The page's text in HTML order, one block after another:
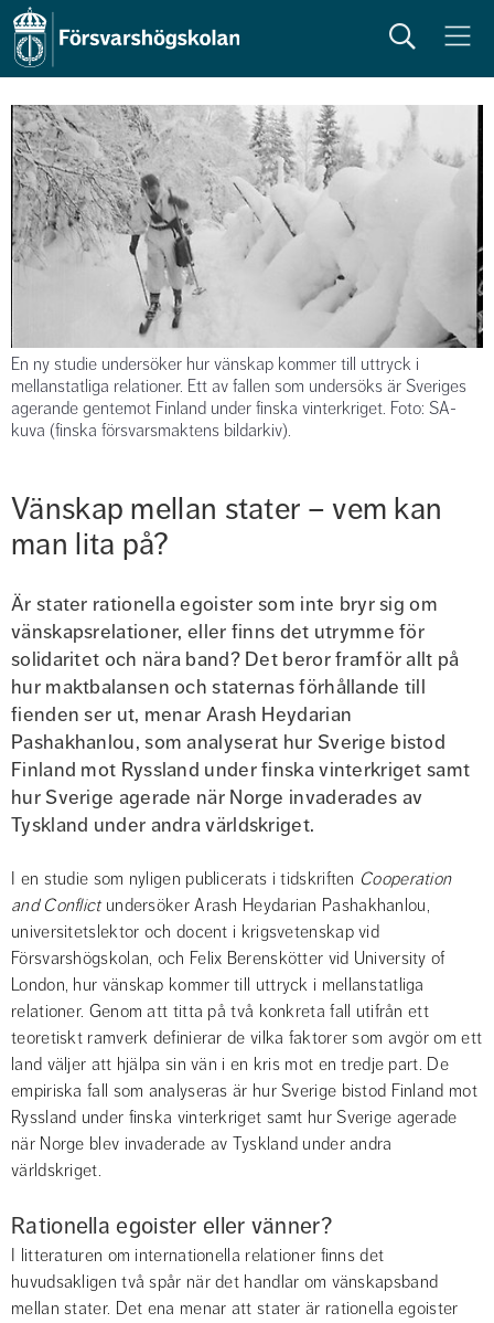
Sök Meny
En ny studie undersöker hur vänskap kommer till uttryck i
mellanstatliga relationer. Ett av fallen som undersöks är Sveriges
agerande gentemot Finland under finska vinterkriget. Foto: SA-
kuva (finska försvarsmaktens bildarkiv).
Vänskap mellan stater – vem kan
man lita på?
Är stater rationella egoister som inte bryr sig om
vänskapsrelationer, eller finns det utrymme för
solidaritet och nära band? Det beror framför allt på
hur maktbalansen och staternas förhållande till
fienden ser ut, menar Arash Heydarian
Pashakhanlou, som analyserat hur Sverige bistod
Finland mot Ryssland under finska vinterkriget samt
hur Sverige agerade när Norge invaderades av
Tyskland under andra världskriget.
I en studie som nyligen publicerats i tidskriften Cooperation
and Conflict undersöker Arash Heydarian Pashakhanlou,
universitetslektor och docent i krigsvetenskap vid
Försvarshögskolan, och Felix Berenskötter vid University of
London, hur vänskap kommer till uttryck i mellanstatliga
relationer. Genom att titta på två konkreta fall utifrån ett
teoretiskt ramverk definierar de vilka faktorer som avgör om ett
land väljer att hjälpa sin vän i en kris mot en tredje part. De
empiriska fall som analyseras är hur Sverige bistod Finland mot
Ryssland under finska vinterkriget samt hur Sverige agerade
när Norge blev invaderade av Tyskland under andra
världskriget.
Rationella egoister eller vänner?
I litteraturen om internationella relationer finns det
huvudsakligen två spår när det handlar om vänskapsband
mellan stater. Det ena menar att stater är rationella egoister